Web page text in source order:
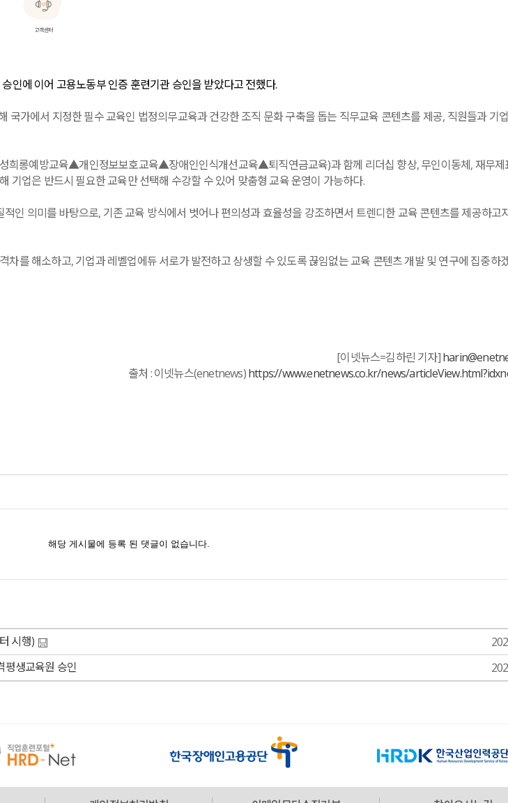
인에 이어 고용노동부 인증 훈련기관 승인을 받았다고 전했다.
국가에서 지정한 필수 교육인 법정의무교육과 건강한 조직 문화 구축을 돕는 직무교육 콘텐츠를 제공, 직원들과 기
롱예방교육▲개인정보보호교육▲장애인인식개선교육▲퇴직연금교육)과 함께 리더십 향상, 무인이동체, 재무제
기업은 반드시 필요한 교육만 선택해 수강할 수 있어 맞춤형 교육 운영이 가능하다.
인 의미를 바탕으로, 기존 교육 방식에서 벗어나 편의성과 효율성을 강조하면서 트렌디한 교육 콘텐츠를 제공하고
를 해소하고, 기업과 레벨업에듀 서로가 발전하고 상생할 수 있도록 끊임없는 교육 콘텐츠 개발 및 연구에 집중하
[이넷뉴스=김하린 기자]
출처 : 이넷뉴스(enetnews)https://www.enetnews.co.kr/news/
시행)
평생교육원 승인